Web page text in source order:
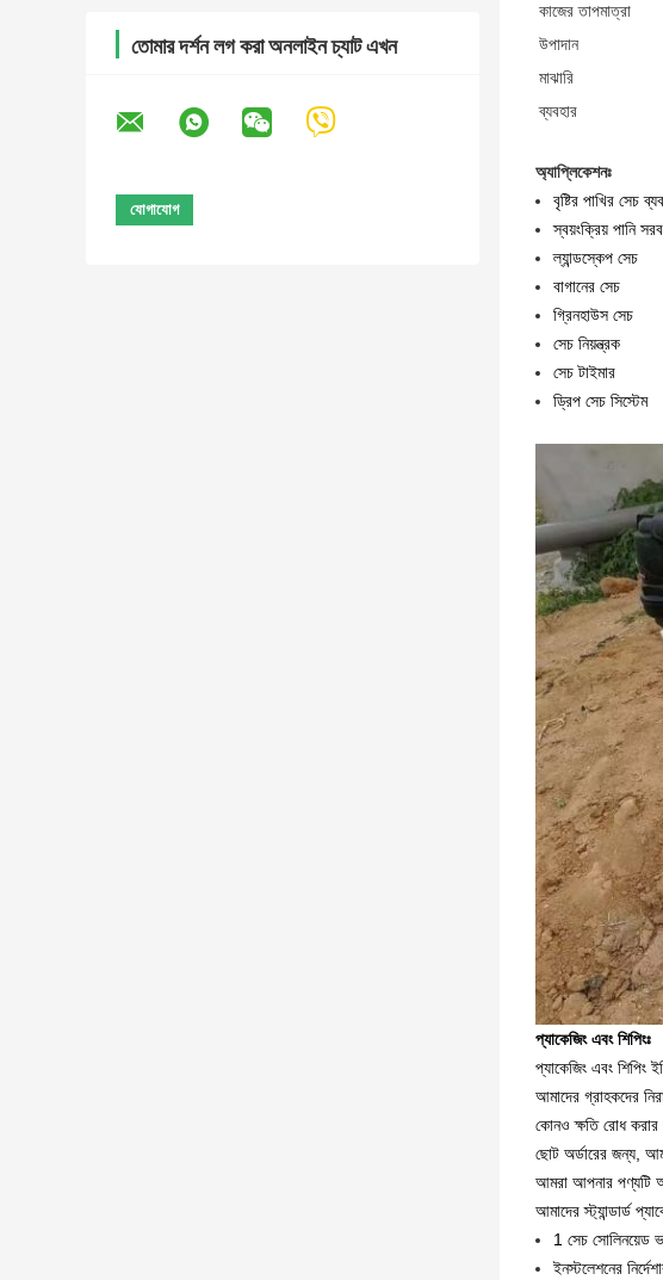
তোমার দর্শন লগ করা অনলাইন চ্যাট এখন
কাজের তাপমাত্রা
উপাদান
মাঝারি
ব্যবহার
অ্যাপ্লিকেশনঃ
বৃষ্টির পাখির সেচ
স্বয়ংক্রিয় পানি
ল্যান্ডস্কেপ সেচ
বাগানের সেচ
গ্রিনহাউস সেচ
সেচ নিয়ন্ত্রক
সেচ টাইমার
ড্রিপ সেচ সিস্টেম
প্যাকেজিং এবং শিপিংঃ
প্যাকেজিং এবং শিপিং
আমাদের গ্রাহকদের
কোনও ক্ষতি রোধ করার
ছোট অর্ডারের জন্য,
আমরা আপনার পণ্যটি
আমাদের স্ট্যান্ডার্ড
1 সেচ সোলিনয়েড
ইনস্টলেশনের